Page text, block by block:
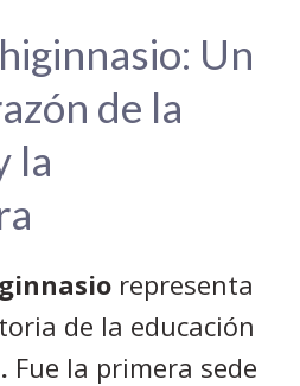
Un
de la
la
representa
de la educación
. Fue la primera sede